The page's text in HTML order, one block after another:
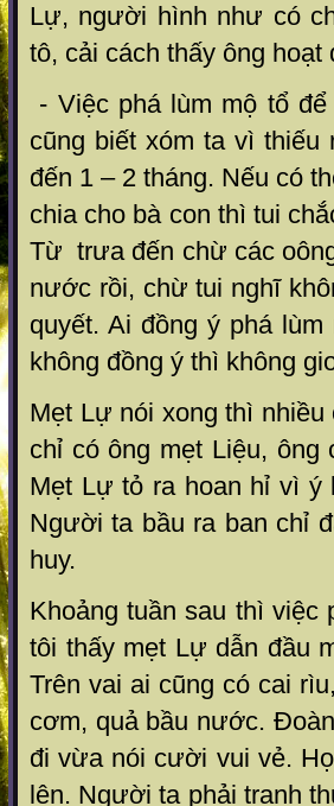
Lự, người hình như có
tô, cải cách thấy ông
- Việc phá lùm mộ tổ
cũng biết xóm ta vì thiếu
đến 1 – 2 tháng. Nếu có
chia cho bà con thì tui
Từ trưa đến chừ các
nước rồi, chừ tui nghĩ
quyết. Ai đồng ý phá
không đồng ý thì không
Mẹt Lự nói xong thì
chỉ có ông mẹt Liệu,
Mẹt Lự tỏ ra hoan hỉ vì ý
Người ta bầu ra ban chỉ
huy.
Khoảng tuần sau thì
tôi thấy mẹt Lự dẫn đầu
Trên vai ai cũng có cai
cơm, quả bầu nước.
đi vừa nói cười vui vẻ.
lên. Người ta phải tranh